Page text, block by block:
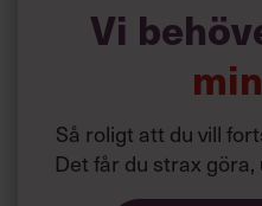
Vi
Så roligt att du vill
Det får du strax göra,